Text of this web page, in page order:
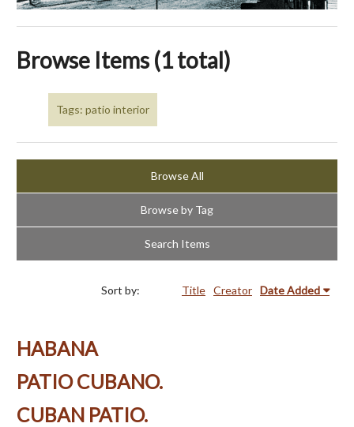
Browse Items (1 total)
Tags: patio interior
Browse All
Browse by Tag
Search Items
Sort by: Title Creator Date Added
HABANA
PATIO CUBANO.
CUBAN PATIO.